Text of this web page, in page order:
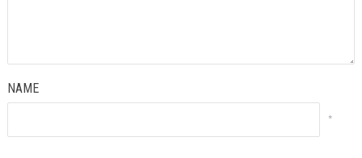
NAME
*